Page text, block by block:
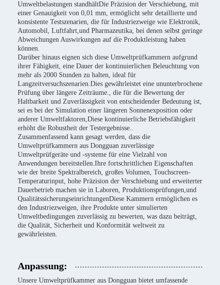
Umweltbelastungen standhältDie Präzision der Verschiebung, mit
einer Genauigkeit von 0,01 mm, ermöglicht sehr detaillierte und
konsistente Testszenarien, die für Industriezweige wie Elektronik,
Automobil, Luftfahrt,und Pharmazeutika, bei denen selbst geringe
Abweichungen Auswirkungen auf die Produktleistung haben
können.
Darüber hinaus eignen sich diese Umweltprüfkammern aufgrund
ihrer Fähigkeit, eine Dauer der kontinuierlichen Beleuchtung von
mehr als 2000 Stunden zu halten, ideal für
Langzeitversuchszenarien.Dies gewährleistet eine ununterbrochene
Prüfung über längere Zeiträume., die für die Bewertung der
Haltbarkeit und Zuverlässigkeit von entscheidender Bedeutung ist,
sei es bei der Simulation einer längeren Sonnenexposition oder
anderer Umweltfaktoren,Diese kontinuierliche Betriebsfähigkeit
erhöht die Robustheit der Testergebnisse..
Zusammenfassend kann gesagt werden, dass die
Umweltprüfkammern aus Dongguan zuverlässige
Umweltprüfgeräte und -systeme für eine Vielzahl von
Anwendungen bereitstellen.Ihre fortschrittlichen Eigenschaften
wie der breite Spektralbereich, großes Volumen, Touchscreen-
Temperaturinput, hohe Präzision der Verschiebung und erweiterter
Dauerbetrieb machen sie in Laboren, Produktionsprüfungen,und
QualitätssicherungseinrichtungenDiese Kammern ermöglichen es
den Industriezweigen, ihre Produkte unter simulierten
Umweltbedingungen zuverlässig zu bewerten, was dazu beiträgt,
die Qualität, Sicherheit und Konformität weltweit zu
gewährleisten.
Anpassung:
Unsere Umweltprüfkammer aus Dongguan bietet umfassende